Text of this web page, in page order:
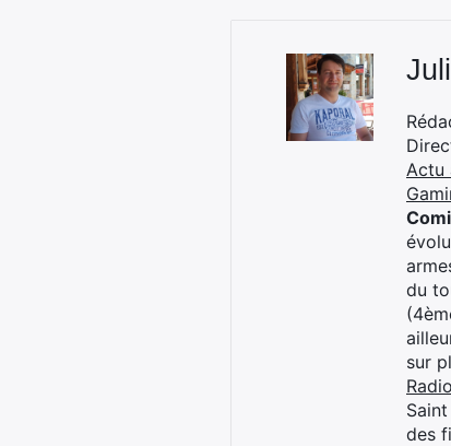
Actu
du
sur
des